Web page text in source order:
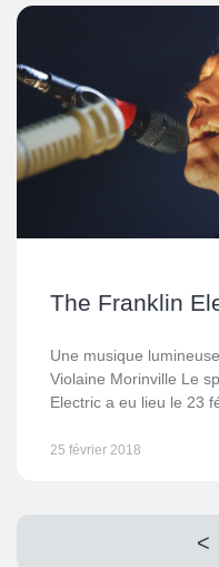
The Franklin
Une musique
Violaine Morinville Le
Electric a eu lieu le 23
25 février 2018
<